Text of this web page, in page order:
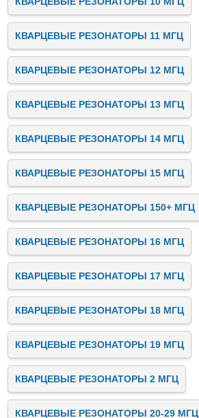
КВАРЦЕВЫЕ РЕЗОНАТОРЫ 11 МГЦ
КВАРЦЕВЫЕ РЕЗОНАТОРЫ 12 МГЦ
КВАРЦЕВЫЕ РЕЗОНАТОРЫ 13 МГЦ
КВАРЦЕВЫЕ РЕЗОНАТОРЫ 14 МГЦ
КВАРЦЕВЫЕ РЕЗОНАТОРЫ 15 МГЦ
КВАРЦЕВЫЕ РЕЗОНАТОРЫ 150+ МГЦ
КВАРЦЕВЫЕ РЕЗОНАТОРЫ 16 МГЦ
КВАРЦЕВЫЕ РЕЗОНАТОРЫ 17 МГЦ
КВАРЦЕВЫЕ РЕЗОНАТОРЫ 18 МГЦ
КВАРЦЕВЫЕ РЕЗОНАТОРЫ 19 МГЦ
КВАРЦЕВЫЕ РЕЗОНАТОРЫ 2 МГЦ
КВАРЦЕВЫЕ РЕЗОНАТОРЫ 20-29 МГЦ